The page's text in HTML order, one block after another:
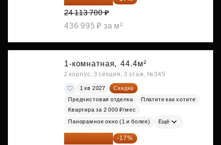
24 113 700 ₽
436 995 ₽ за м²
1-комнатная, 44.4м²
2 корпус, 3 секция, 3 этаж, №345
1 кв 2027
Скидка
Предчистовая отделка
Платите как хотите
Квартира за 2 000 ₽/мес
Панорамное окно (1 и более) Ещё
20 084 340 ₽ -17%